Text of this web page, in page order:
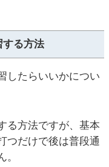
する方法
したらいいかについ
る方法ですが、基本
つだけで後は普段通
。